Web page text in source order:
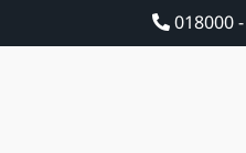
018000